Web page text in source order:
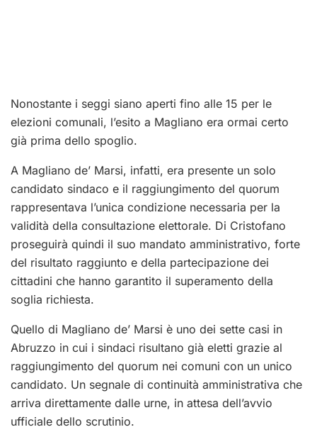
Nonostante i seggi siano aperti fino alle 15 per le
elezioni comunali, l’esito a Magliano era ormai certo
già prima dello spoglio.
A Magliano de’ Marsi, infatti, era presente un solo
candidato sindaco e il raggiungimento del quorum
rappresentava l’unica condizione necessaria per la
validità della consultazione elettorale. Di Cristofano
proseguirà quindi il suo mandato amministrativo, forte
del risultato raggiunto e della partecipazione dei
cittadini che hanno garantito il superamento della
soglia richiesta.
Quello di Magliano de’ Marsi è uno dei sette casi in
Abruzzo in cui i sindaci risultano già eletti grazie al
raggiungimento del quorum nei comuni con un unico
candidato. Un segnale di continuità amministrativa che
arriva direttamente dalle urne, in attesa dell’avvio
ufficiale dello scrutinio.